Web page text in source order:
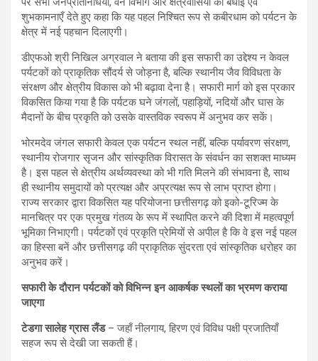
शुभकामनाएँ देते हुए कहा कि यह पहल निश्चित रूप से कबीरधाम को पर्यटन के
क्षेत्र में नई पहचान दिलाएगी।
डीएफओ श्री निखिल अग्रवाल ने बताया की इस सफारी का उद्देश्य न केवल
पर्यटकों को प्राकृतिक सौंदर्य से जोड़ना है, बल्कि स्थानीय जैव विविधता के
संरक्षण और क्षेत्रीय विकास को भी बढ़ावा देना है। सफारी मार्ग को इस प्रकार
विकसित किया गया है कि पर्यटक घने जंगलों, पहाड़ियों, नदियों और घास के
मैदानों के बीच प्रकृति को उसके वास्तविक स्वरूप में अनुभव कर सकें।
भोरमदेव जंगल सफारी केवल एक पर्यटन स्थल नहीं, बल्कि पर्यावरण संरक्षण,
स्थानीय रोजगार सृजन और सांस्कृतिक विरासत के संवर्धन का सशक्त माध्यम
है। इस पहल से क्षेत्रीय अर्थव्यवस्था को भी गति मिलने की संभावना है, साथ
ही स्थानीय समुदायों को प्रत्यक्ष और अप्रत्यक्ष रूप से लाभ प्राप्त होगा।
राज्य सरकार द्वारा विकसित यह परियोजना छत्तीसगढ़ को इको-टूरिज्म के
मानचित्र पर एक प्रमुख गंतव्य के रूप में स्थापित करने की दिशा में महत्वपूर्ण
भूमिका निभाएगी। पर्यटकों एवं प्रकृति प्रेमियों से अपील है कि वे इस नई पहल
का हिस्सा बनें और छत्तीसगढ़ की प्राकृतिक सुंदरता एवं सांस्कृतिक धरोहर का
अनुभव करें।
सफारी के दौरान पर्यटकों को विभिन्न इन आकर्षक स्थलों का भ्रमण कराया
जाएगा
टेडगा सालेह ग्रास लैंड– जहाँ नीलगाय, हिरण एवं विविध पक्षी प्रजातियाँ
सहज रूप से देखी जा सकती हैं।